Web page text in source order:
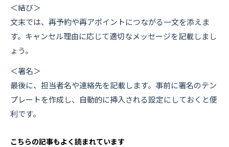
＜結び＞
文末では、再予約や再アポイントにつながる一文を添えま
す。キャンセル理由に応じて適切なメッセージを記載しまし
ょう。
＜署名＞
最後に、担当者名や連絡先を記載します。事前に署名のテン
プレートを作成し、自動的に挿入される設定にしておくと便
利です。
こちらの記事もよく読まれています